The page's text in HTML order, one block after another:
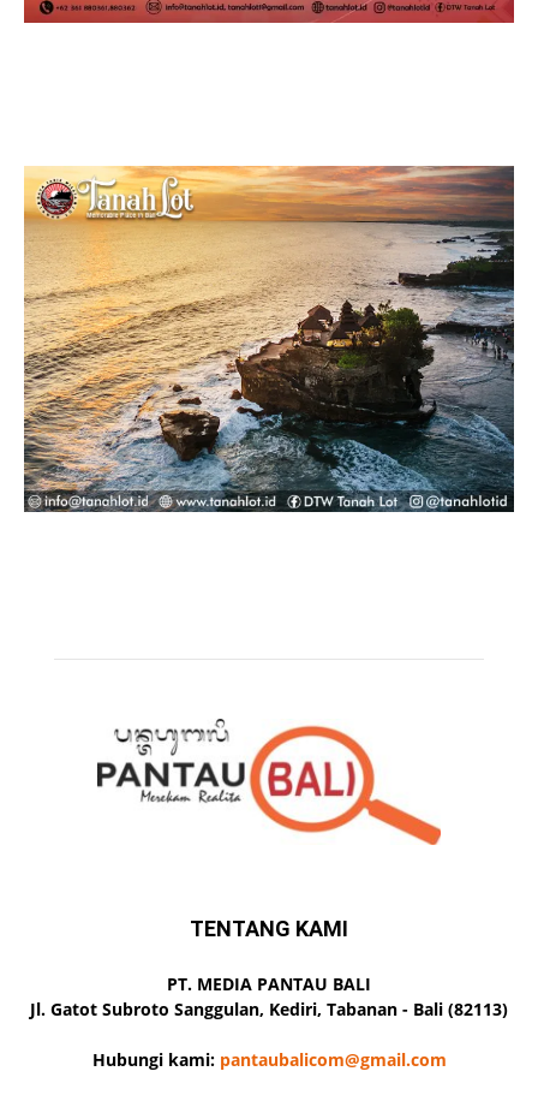
TENTANG KAMI
PT. MEDIA PANTAU BALI
Jl. Gatot Subroto Sanggulan, Kediri, Tabanan - Bali (82113)
Hubungi kami: pantaubalicom@gmail.com